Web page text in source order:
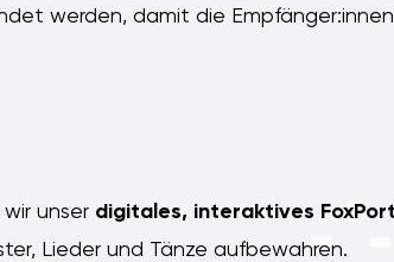
werden, damit die Empfänger:innen
unser digitales, interaktives
Lieder und Tänze aufbewahren.